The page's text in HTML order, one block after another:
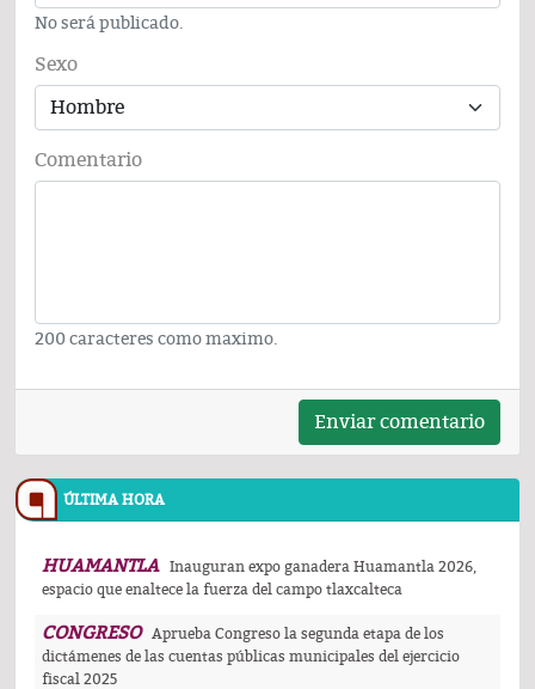
No será publicado.
Sexo
Comentario
200 caracteres como maximo.
Enviar comentario
ÚLTIMA HORA
HUAMANTLA
Inauguran expo ganadera Huamantla 2026,
espacio que enaltece la fuerza del campo tlaxcalteca
CONGRESO
Aprueba Congreso la segunda etapa de los
dictámenes de las cuentas públicas municipales del ejercicio
fiscal 2025